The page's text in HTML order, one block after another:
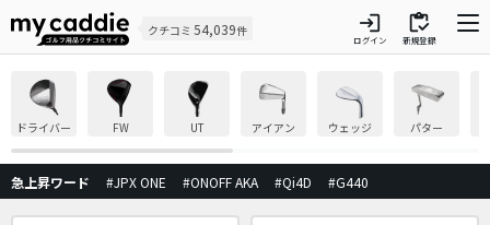
クチコミ 54,039件 login
ログイン
inventory
新規登録
ドライバー FW UT アイアン ウェッジ パター
急上昇ワード #JPX ONE #ONOFF AKA #Qi4D #G440